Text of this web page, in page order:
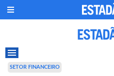
SETOR FINANCEIRO